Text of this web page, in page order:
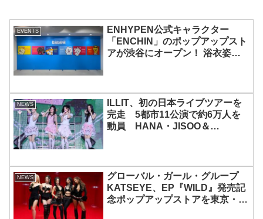
EVENTS
ENHYPEN公式キャラクター
「ENCHIN」のポップアップスト
アが渋谷にオープン！ 浴衣姿の
NEWS
ILLIT、初の日本ライブツアーを
完走 5都市11公演で約6万人を
動員 HANA・JISOO＆
NEWS
グローバル・ガール・グループ
KATSEYE、EP『WILD』発売記
念ポップアップストアを東京・原